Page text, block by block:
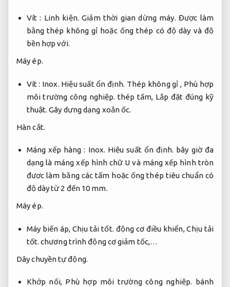
Vít : Linh kiện. Giảm thời gian dừng máy. Được làm
bằng thép không gỉ hoặc ống thép có độ dày và độ
bền hợp với.
Máy ép.
Vít : Inox. Hiệu suất ổn định. Thép không gỉ , Phù hợp
môi trường công nghiệp. thép tấm, Lắp đặt đúng kỹ
thuật. Gây dựng dạng xoắn ốc.
Hàn cắt.
Máng xếp hàng : Inox. Hiệu suất ổn định. bây giờ đa
dạng là máng xếp hình chữ U và máng xếp hình tròn
được làm bằng các tấm hoặc ống thép tiêu chuẩn có
độ dày từ 2 đến 10 mm.
Máy ép.
Máy biến áp, Chịu tải tốt. động cơ điều khiển,Chịu tải
tốt. chương trình động cơ giảm tốc,…
Dây chuyền tự động.
Khớp nối, Phù hợp môi trường công nghiệp. bánh